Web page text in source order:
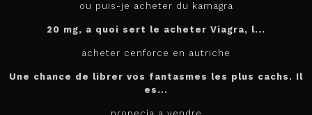
ou puis-je acheter du kamagra
20 mg, a quoi sert le acheter Viagra, l...
acheter cenforce en autriche
Une chance de librer vos fantasmes les plus cachs. Il
es...